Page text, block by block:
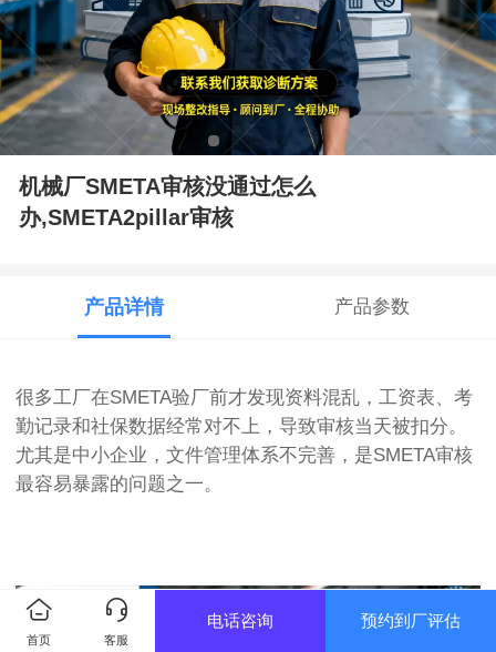
机械厂SMETA审核没通过怎么
办,SMETA2pillar审核
产品详情 产品参数
很多工厂在SMETA验厂前才发现资料混乱，工资表、考
勤记录和社保数据经常对不上，导致审核当天被扣分。
尤其是中小企业，文件管理体系不完善，是SMETA审核
最容易暴露的问题之一。
首页 客服
电话咨询 预约到厂评估